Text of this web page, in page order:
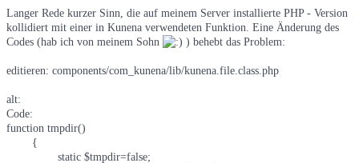
Langer Rede kurzer Sinn, die auf meinem Server installierte PHP - Version
kollidiert mit einer in Kunena verwendeten Funktion. Eine Änderung des
Codes (hab ich von meinem Sohn
) behebt das Problem:
editieren: components/com_kunena/lib/kunena.file.class.php
alt:
Code:
function tmpdir()